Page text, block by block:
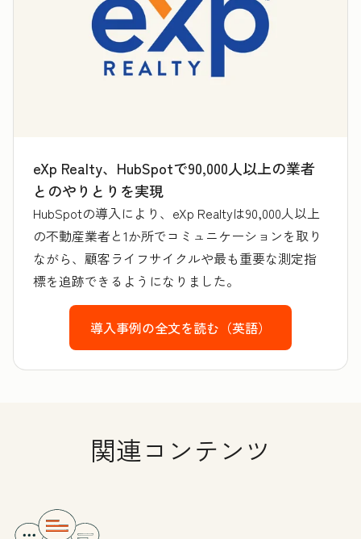
eXp Realty、HubSpotで90,000人以上の業者
とのやりとりを実現
HubSpotの導入により、eXp Realtyは90,000人以上
の不動産業者と1か所でコミュニケーションを取り
ながら、顧客ライフサイクルや最も重要な測定指
標を追跡できるようになりました。
導入事例の全文を読む（英語）
関連コンテンツ